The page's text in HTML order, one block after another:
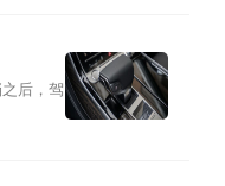
后，驾